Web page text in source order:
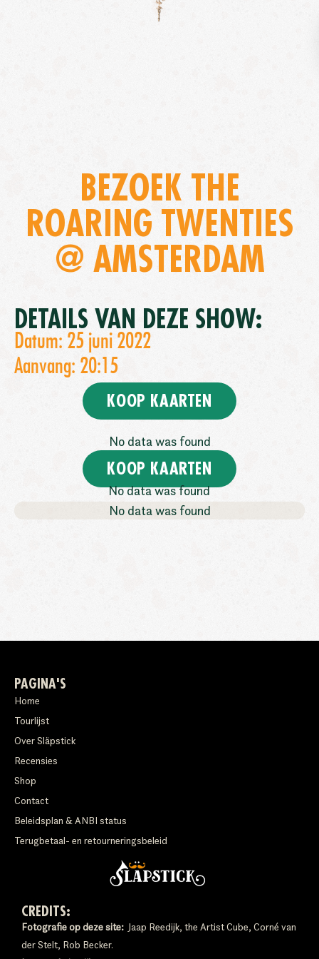
BEZOEK THE
ROARING TWENTIES
@ AMSTERDAM
DETAILS VAN DEZE SHOW:
Datum: 25 juni 2022
Aanvang: 20:15
KOOP KAARTEN
No data was found
KOOP KAARTEN
No data was found
No data was found
PAGINA'S
Home
Tourlijst
Over Släpstick
Recensies
Shop
Contact
Beleidsplan & ANBI status
Terugbetaal- en retourneringsbeleid
CREDITS:
Fotografie op deze site: Jaap Reedijk, the Artist Cube, Corné van
der Stelt, Rob Becker.